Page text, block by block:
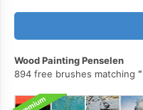
Wood Painting Penselen
894 free brushes matching